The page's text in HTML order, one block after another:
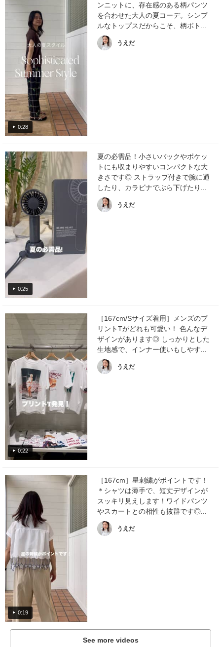
0:28
ンニットに、存在感のある柄パンツ
を合わせた大人の夏コーデ。シンプ
ルなトップスだからこそ、柄ボト...
うえだ
0:25
夏の必需品！小さいバックやポケッ
トにも収まりやすいコンパクトな大
きさです◎ ストラップ付きで腕に通
したり、カラビナでぶら下げたり...
うえだ
0:22
［167cm/Sサイズ着用］メンズのプ
リントTがどれも可愛い！ 色んなデ
ザインがあります◎ しっかりとした
生地感で、インナー使いもしやす...
うえだ
0:19
［167cm］星刺繍がポイントです！
＊シャツは薄手で、短丈デザインが
スッキリ見えします！ワイドパンツ
やスカートとの相性も抜群です◎...
うえだ
See more videos